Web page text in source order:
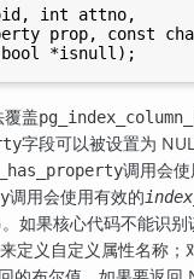
int attno,
prop, const
盖
字段可以被设置为
调用会
调用会使用有效的
如果核心代码不能识别
定义自定义属性名称